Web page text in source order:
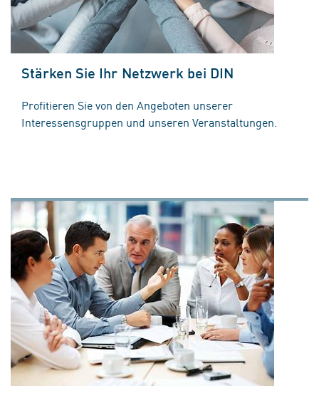
Stärken Sie Ihr Netzwerk bei DIN
Profitieren Sie von den Angeboten unserer
Interessensgruppen und unseren Veranstaltungen.